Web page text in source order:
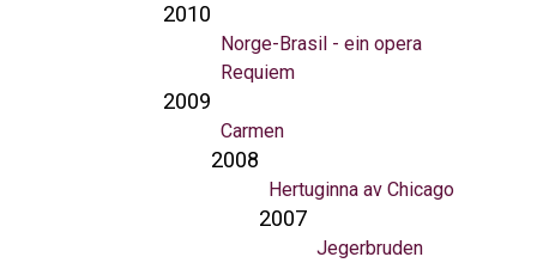
2010
Norge-Brasil - ein opera
Requiem
2009
Carmen
2008
Hertuginna av Chicago
2007
Jegerbruden